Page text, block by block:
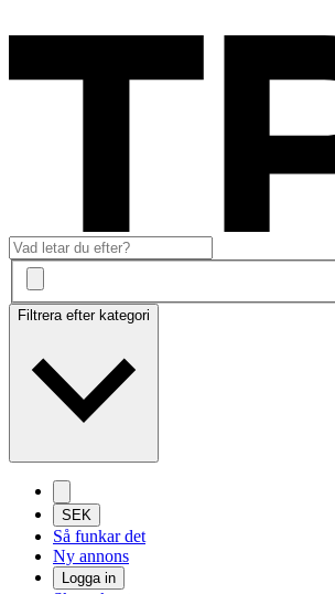
Filtrera efter kategori
SEK
Så funkar det
Ny annons
Logga in